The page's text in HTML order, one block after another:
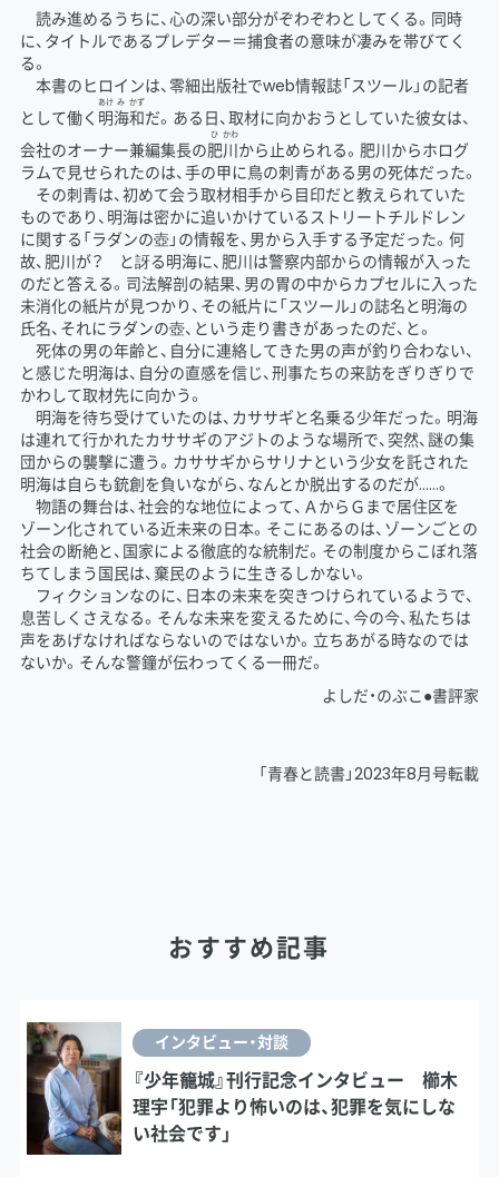
読み進めるうちに、心の深い部分がぞわぞわとしてくる。同時
に、タイトルであるプレデター＝捕食者の意味が凄みを帯びてく
る。
本書のヒロインは、零細出版社でweb情報誌「スツール」の記者
として働く 明
あけ
海
み
和
かず
だ。ある日、取材に向かおうとしていた彼女は、
会社のオーナー兼編集長の肥
ひ
川
かわ
から止められる。肥川からホログ
ラムで見せられたのは、手の甲に鳥の刺青がある男の死体だった。
その刺青は、初めて会う取材相手から目印だと教えられていた
ものであり、明海は密かに追いかけているストリートチルドレン
に関する「ラダンの壺」の情報を、男から入手する予定だった。何
故、肥川が？ と訝る明海に、肥川は警察内部からの情報が入った
のだと答える。司法解剖の結果、男の胃の中からカプセルに入った
未消化の紙片が見つかり、その紙片に「スツール」の誌名と明海の
氏名、それにラダンの壺、という走り書きがあったのだ、と。
死体の男の年齢と、自分に連絡してきた男の声が釣り合わない、
と感じた明海は、自分の直感を信じ、刑事たちの来訪をぎりぎりで
かわして取材先に向かう。
明海を待ち受けていたのは、カササギと名乗る少年だった。明海
は連れて行かれたカササギのアジトのような場所で、突然、謎の集
団からの襲撃に遭う。カササギからサリナという少女を託された
明海は自らも銃創を負いながら、なんとか脱出するのだが……。
物語の舞台は、社会的な地位によって、ＡからＧまで居住区を
ゾーン化されている近未来の日本。そこにあるのは、ゾーンごとの
社会の断絶と、国家による徹底的な統制だ。その制度からこぼれ落
ちてしまう国民は、棄民のように生きるしかない。
フィクションなのに、日本の未来を突きつけられているようで、
息苦しくさえなる。そんな未来を変えるために、今の今、私たちは
声をあげなければならないのではないか。立ちあがる時なのでは
ないか。そんな警鐘が伝わってくる一冊だ。
よしだ・のぶこ●書評家
「青春と読書」2023年8月号転載
おすすめ記事
インタビュー・対談
『少年籠城』刊行記念インタビュー 櫛木
理宇「犯罪より怖いのは、犯罪を気にしな
い社会です」